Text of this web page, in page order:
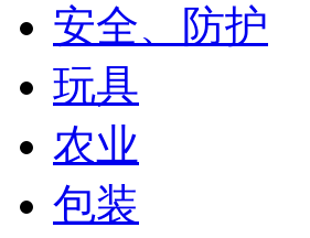
安全、防护
玩具
农业
包装